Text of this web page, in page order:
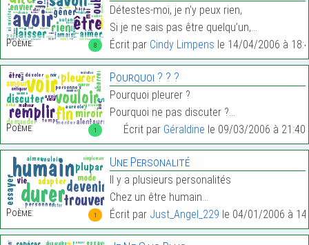
8
Poème:
Détestes-moi, je n’y peux rien,
Si je ne sais pas être quelqu’un,…
Écrit par Cindy Limpens le 14/04/2006 à
1
Poème:
Pourquoi ? ? ?
Pourquoi pleurer ?
Pourquoi ne pas discuter ?…
Écrit par Géraldine le 09/03/2006 à 21:40
1
Poème:
Une Personalité
Il y a plusieurs personalités
Chez un être humain…
Écrit par Just_Angel_229 le 04/01/2006 à